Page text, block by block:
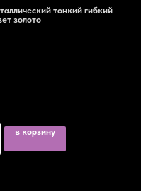
тонкий гибкий
золото
в корзину